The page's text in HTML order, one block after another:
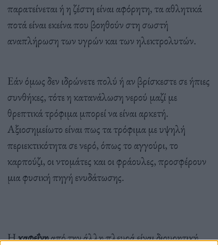
παρατείνεται ή η ζέστη είναι αφόρητη, τα αθλητικά
ποτά είναι εκείνα που βοηθούν στη σωστή
αναπλήρωση των υγρών και των ηλεκτρολυτών.
Εάν όμως δεν ιδρώνετε πολύ ή αν βρίσκεστε σε ήπιες
συνθήκες, τότε η κατανάλωση νερού μαζί με
θρεπτικά τρόφιμα μπορεί να είναι αρκετή.
Αξιοσημείωτο είναι πως τα τρόφιμα με υψηλή
περιεκτικότητα σε νερό, όπως το αγγούρι, το
καρπούζι, οι ντομάτες και οι φράουλες, προσφέρουν
μια φυσική πηγή ενυδάτωσης.
Ηκαφεΐνηαπό την άλλη πλευρά είναι διουρητική,